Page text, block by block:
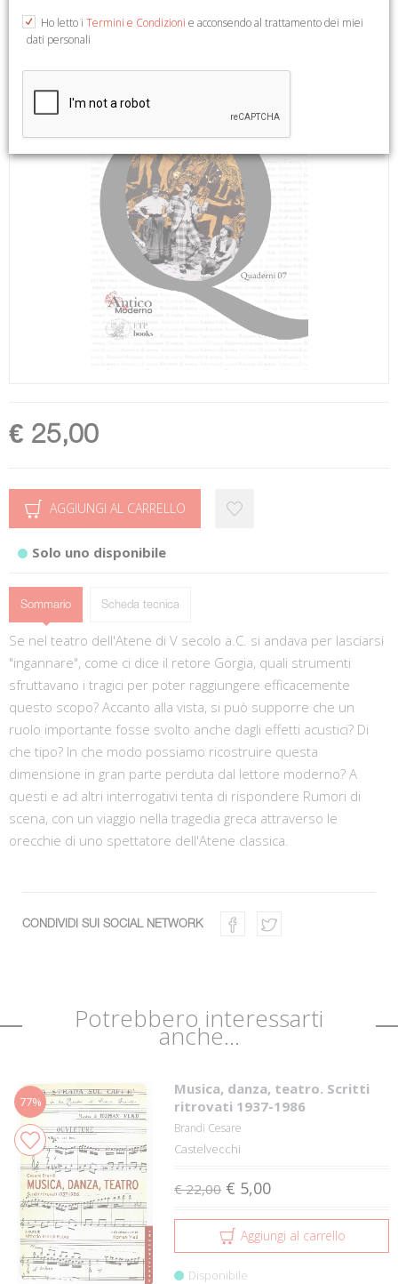
€ 25,00
AGGIUNGI AL CARRELLO
Solo uno disponibile
Sommario Scheda tecnica
Se nel teatro dell'Atene di V secolo a.C. si andava per lasciarsi
"ingannare", come ci dice il retore Gorgia, quali strumenti
sfruttavano i tragici per poter raggiungere efficacemente
questo scopo? Accanto alla vista, si può supporre che un
ruolo importante fosse svolto anche dagli effetti acustici? Di
che tipo? In che modo possiamo ricostruire questa
dimensione in gran parte perduta dal lettore moderno? A
questi e ad altri interrogativi tenta di rispondere Rumori di
scena, con un viaggio nella tragedia greca attraverso le
orecchie di uno spettatore dell'Atene classica.
CONDIVIDI SUI SOCIAL NETWORK
Potrebbero interessarti
anche...
77%
Musica, danza, teatro. Scritti
ritrovati 1937-1986
Brandi Cesare
Castelvecchi
€ 22,00 € 5,00
Aggiungi al carrello
Disponibile
Ho letto i Termini e Condizioni e acconsendo al trattamento dei miei
dati personali